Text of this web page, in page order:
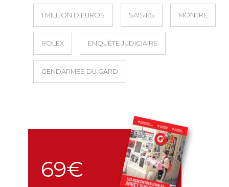
1 MILLION D'EUROS SAISIES MONTRE
ROLEX ENQUÊTE JUDICIAIRE
GENDARMES DU GARD
69€